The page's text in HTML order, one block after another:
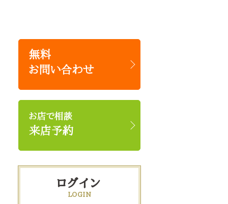
無料
お問い合わせ
お店で相談
来店予約
ログイン
LOGIN